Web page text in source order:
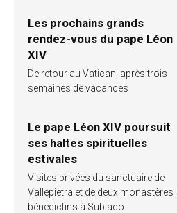
Les prochains grands
rendez-vous du pape Léon
XIV
De retour au Vatican, après trois
semaines de vacances
Le pape Léon XIV poursuit
ses haltes spirituelles
estivales
Visites privées du sanctuaire de
Vallepietra et de deux monastères
bénédictins à Subiaco